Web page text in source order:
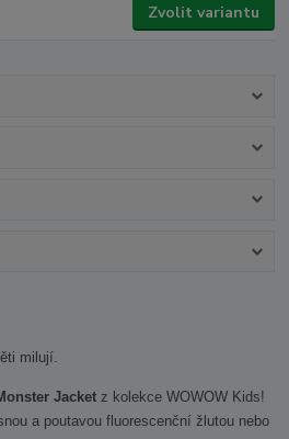
Zvolit variantu
milují.
Jacketz kolekce WOWOW Kids!
a poutavou fluorescenční žlutou nebo